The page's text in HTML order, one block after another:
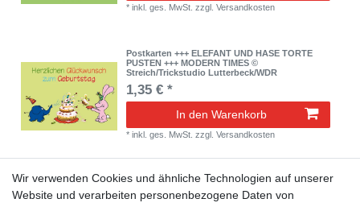
*inkl. ges. MwSt. zzgl.Versandkosten
Postkarten +++ ELEFANT UND HASE TORTE
PUSTEN +++ MODERN TIMES ©
Streich/Trickstudio Lutterbeck/WDR
1,35 € *
In den Warenkorb
*inkl. ges. MwSt. zzgl.Versandkosten
Postkarten +++ ELEFANT UND HASE GUTE
NACHT +++ MODERN TIMES ©
Streich/Trickstudio Lutterbeck/WDR
Wir verwenden Cookies und ähnliche Technologien auf unserer
Website und verarbeiten personenbezogene Daten von